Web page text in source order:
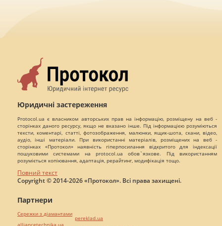
Юридичні застереження
Protocol.ua є власником авторських прав на інформацію, розміщену на веб -
сторінках даного ресурсу, якщо не вказано інше. Під інформацією розуміються
тексти, коментарі, статті, фотозображення, малюнки, ящик-шота, скани, відео,
аудіо, інші матеріали. При використанні матеріалів, розміщених на веб -
сторінках «Протокол» наявність гіперпосилання відкритого для індексації
пошуковими системами на protocol.ua обов`язкове. Під використанням
розуміється копіювання, адаптація, рерайтинг, модифікація тощо.
Повний текст
Copyright © 2014-2026 «Протокол». Всі права захищені.
Партнери
Сережки з діамантами
alliancetechnika.ua
pereklad.ua